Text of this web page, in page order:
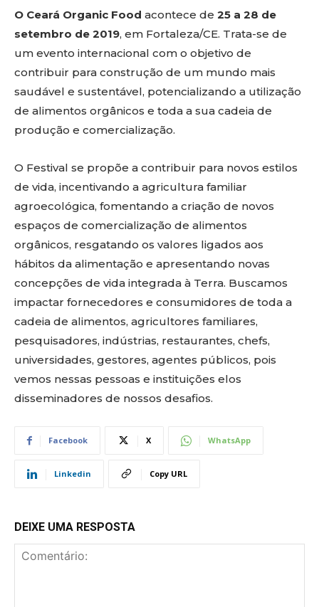
O Ceará Organic Food acontece de 25 a 28 de
setembro de 2019, em Fortaleza/CE. Trata-se de
um evento internacional com o objetivo de
contribuir para construção de um mundo mais
saudável e sustentável, potencializando a utilização
de alimentos orgânicos e toda a sua cadeia de
produção e comercialização.
O Festival se propõe a contribuir para novos estilos
de vida, incentivando a agricultura familiar
agroecológica, fomentando a criação de novos
espaços de comercialização de alimentos
orgânicos, resgatando os valores ligados aos
hábitos da alimentação e apresentando novas
concepções de vida integrada à Terra. Buscamos
impactar fornecedores e consumidores de toda a
cadeia de alimentos, agricultores familiares,
pesquisadores, indústrias, restaurantes, chefs,
universidades, gestores, agentes públicos, pois
vemos nessas pessoas e instituições elos
disseminadores de nossos desafios.
Facebook X WhatsApp
Linkedin Copy URL
DEIXE UMA RESPOSTA